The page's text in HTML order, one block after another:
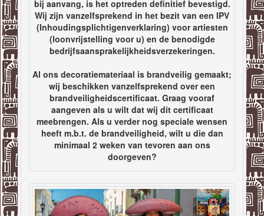
bij aanvang, is het optreden definitief bevestigd.
Wij zijn vanzelfsprekend in het bezit van een IPV
(Inhoudingsplichtigenverklaring) voor artiesten
(loonvrijstelling voor u) en de benodigde
bedrijfsaansprakelijkheidsverzekeringen.
Al ons decoratiemateriaal is brandveilig gemaakt;
wij beschikken vanzelfsprekend over een
brandveiligheidscertificaat. Graag vooraf
aangeven als u wilt dat wij dit certificaat
meebrengen. Als u verder nog speciale wensen
heeft m.b.t. de brandveiligheid, wilt u die dan
minimaal 2 weken van tevoren aan ons
doorgeven?